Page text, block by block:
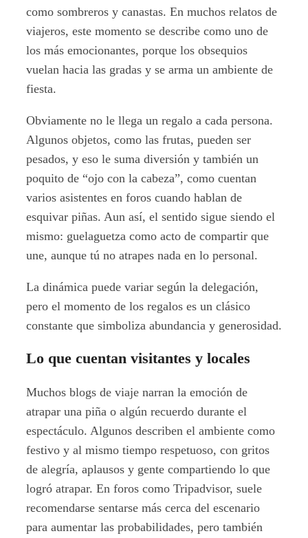
como sombreros y canastas. En muchos relatos de
viajeros, este momento se describe como uno de
los más emocionantes, porque los obsequios
vuelan hacia las gradas y se arma un ambiente de
fiesta.
Obviamente no le llega un regalo a cada persona.
Algunos objetos, como las frutas, pueden ser
pesados, y eso le suma diversión y también un
poquito de “ojo con la cabeza”, como cuentan
varios asistentes en foros cuando hablan de
esquivar piñas. Aun así, el sentido sigue siendo el
mismo: guelaguetza como acto de compartir que
une, aunque tú no atrapes nada en lo personal.
La dinámica puede variar según la delegación,
pero el momento de los regalos es un clásico
constante que simboliza abundancia y generosidad.
Lo que cuentan visitantes y locales
Muchos blogs de viaje narran la emoción de
atrapar una piña o algún recuerdo durante el
espectáculo. Algunos describen el ambiente como
festivo y al mismo tiempo respetuoso, con gritos
de alegría, aplausos y gente compartiendo lo que
logró atrapar. En foros como Tripadvisor, suele
recomendarse sentarse más cerca del escenario
para aumentar las probabilidades, pero también